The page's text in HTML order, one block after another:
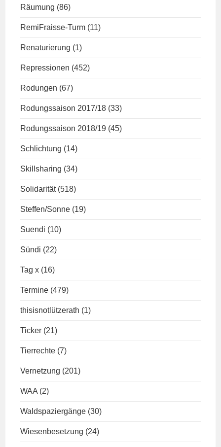
Räumung (86)
RemiFraisse-Turm (11)
Renaturierung (1)
Repressionen (452)
Rodungen (67)
Rodungssaison 2017/18 (33)
Rodungssaison 2018/19 (45)
Schlichtung (14)
Skillsharing (34)
Solidarität (518)
Steffen/Sonne (19)
Suendi (10)
Sündi (22)
Tag x (16)
Termine (479)
thisisnotlützerath (1)
Ticker (21)
Tierrechte (7)
Vernetzung (201)
WAA (2)
Waldspaziergänge (30)
Wiesenbesetzung (24)